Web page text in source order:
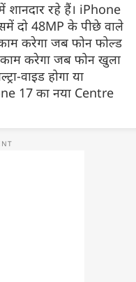
शानदार रहे हैं। iPhone
दो 48MP के पीछे वाले
करेगा जब फोन फोल्ड
काम करेगा जब फोन खुला
वाइड होगा या
17 का नया Centre